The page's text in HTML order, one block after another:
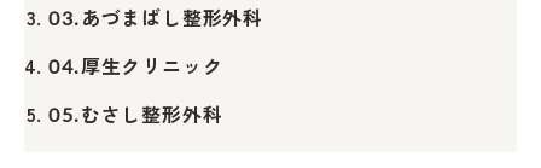
03.あづまばし整形外科
04.厚生クリニック
05.むさし整形外科